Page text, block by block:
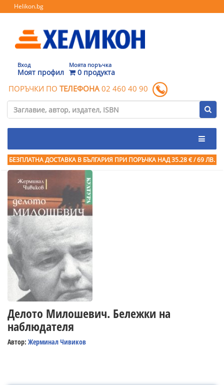
Helikon.bg
Вход
Моят профил
Моята поръчка
0 продукта
ПОРЪЧКИ ПО ТЕЛЕФОНА 02 460 40 90
БЕЗПЛАТНА ДОСТАВКА В БЪЛГАРИЯ ПРИ ПОРЪЧКА НАД 35.28 € / 69 ЛВ.
Делото Милошевич. Бележки на
наблюдателя
Автор: Жерминал Чивиков